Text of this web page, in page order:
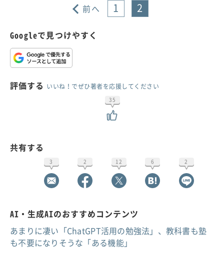
前へ 1 2
Googleで見つけやすく
評価する いいね！でぜひ著者を応援してください
35
共有する
3 2 12 6 2
AI・生成AIのおすすめコンテンツ
あまりに凄い「ChatGPT活用の勉強法」、教科書も塾
も不要になりそうな「ある機能」